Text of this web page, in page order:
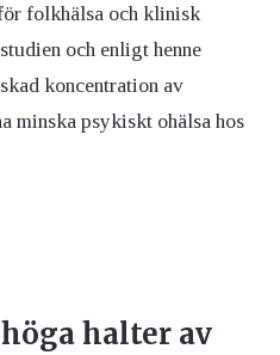
folkhälsa och klinisk
och enligt henne
koncentration av
minska psykiskt ohälsa hos
halter av